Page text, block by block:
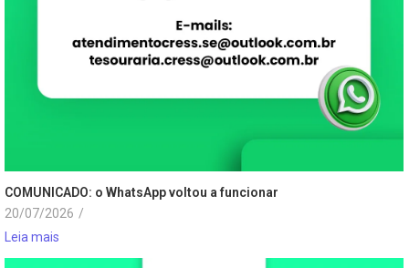
COMUNICADO: o WhatsApp voltou a funcionar
20/07/2026 /
Leia mais